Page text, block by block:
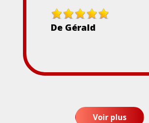
De Gérald
Voir plus